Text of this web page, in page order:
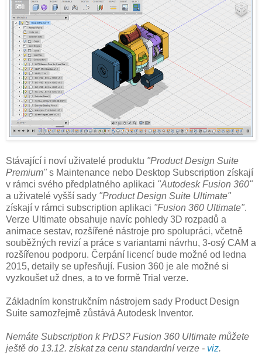
Stávající i noví uživatelé produktu "Product Design Suite
Premium" s Maintenance nebo Desktop Subscription získají
v rámci svého předplatného aplikaci "Autodesk Fusion 360"
a uživatelé vyšší sady "Product Design Suite Ultimate"
získají v rámci subscription aplikaci "Fusion 360 Ultimate".
Verze Ultimate obsahuje navíc pohledy 3D rozpadů a
animace sestav, rozšířené nástroje pro spolupráci, včetně
souběžných revizí a práce s variantami návrhu, 3-osý CAM a
rozšířenou podporu. Čerpání licencí bude možné od ledna
2015, detaily se upřesňují. Fusion 360 je ale možné si
vyzkoušet už dnes, a to ve formě Trial verze.
Základním konstrukčním nástrojem sady Product Design
Suite samozřejmě zůstává Autodesk Inventor.
Nemáte Subscription k PrDS? Fusion 360 Ultimate můžete
ještě do 13.12. získat za cenu standardní verze - viz.